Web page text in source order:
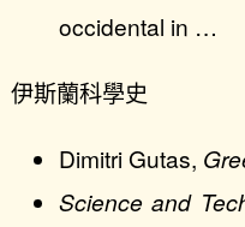
occidental in …
伊斯蘭科學史
Dimitri Gutas,
Science and